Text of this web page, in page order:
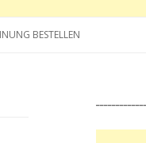
BESTELLEN